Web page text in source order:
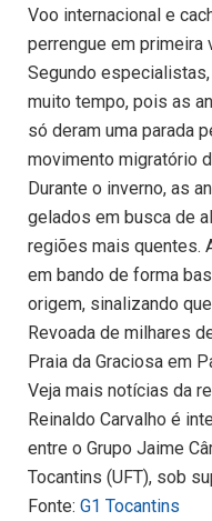
Voo internacional e
perrengue em primeira
Segundo
muito tempo, pois as
só deram uma parada
movimento migratório
Durante o inverno, as
gelados em busca de
regiões mais quentes.
em bando de forma
origem, sinalizando
Revoada de milhares
Praia da Graciosa em
Veja mais notícias da
Reinaldo Carvalho é
entre o Grupo Jaime
Tocantins (UFT), sob
Fonte: G1 Tocantins